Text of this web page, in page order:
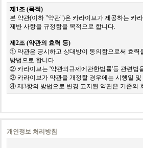
제1조 (목적)
본 약관(이하 "약관")은 카라이브가 제공하는 카
제반 사항을 규정함을 목적으로 합니다.
제2조 (약관의 효력 등)
① 약관은 공시하고 상대방이 동의함으로써 효력
방법으로 합니다.
② 카라이브는 '약관의규제에관한법률'등 관련법
③ 카라이브가 약관을 개정할 경우에는 시행일
④ 제3항의 방법으로 변경 고지된 약관은 기존의
제4조 (용어의 정의)
개인정보 처리방침